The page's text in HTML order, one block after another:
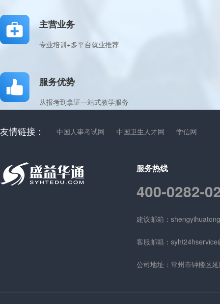
主营业务
专业培训+多平台就业推荐
服务优势
从报考到拿证一站式教学服务
友情链接： 中国人事考试网 中国卫生人才网 学信网
服务热线
400-0282-
建议邮箱：
客服邮箱：
公司地址：常州市钟楼区